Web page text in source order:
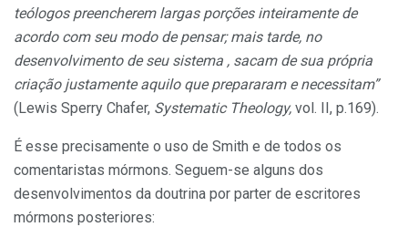
teólogos preencherem largas porções inteiramente de
acordo com seu modo de pensar; mais tarde, no
desenvolvimento de seu sistema , sacam de sua própria
criação justamente aquilo que prepararam e necessitam”
(Lewis Sperry Chafer, Systematic Theology, vol. II, p.169).
É esse precisamente o uso de Smith e de todos os
comentaristas mórmons. Seguem-se alguns dos
desenvolvimentos da doutrina por parter de escritores
mórmons posteriores: